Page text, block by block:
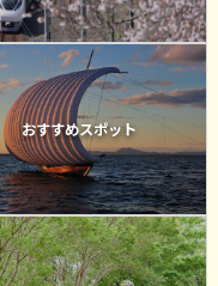
おすすめスポット